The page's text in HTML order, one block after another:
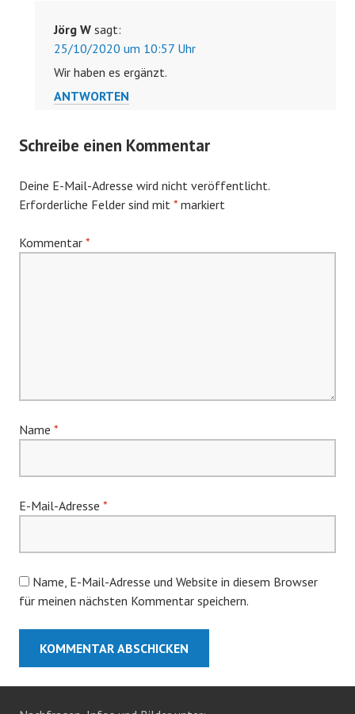
Jörg W sagt:
25/10/2020 um 10:57 Uhr
Wir haben es ergänzt.
ANTWORTEN
Schreibe einen Kommentar
Deine E-Mail-Adresse wird nicht veröffentlicht.
Erforderliche Felder sind mit * markiert
Kommentar *
Name *
E-Mail-Adresse *
Name, E-Mail-Adresse und Website in diesem Browser
für meinen nächsten Kommentar speichern.